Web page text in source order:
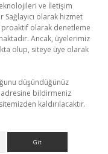
ve İletişim
Sağlayıcı olarak hizmet
olarak denetleme
Ancak, üyelerimiz
olup, siteye üye olarak
düşündüğünüz
adresine bildirmeniz
kaldırılacaktır.